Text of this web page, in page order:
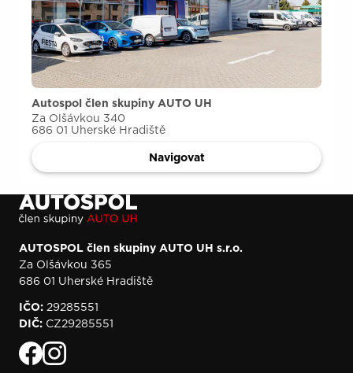
Autospol člen skupiny AUTO UH
Za Olšávkou 340
686 01 Uherské Hradiště
Navigovat
AUTOSPOL člen skupiny AUTO UH s.r.o.
Za Olšávkou 365
686 01 Uherské Hradiště
IČO: 29285551
DIČ: CZ29285551